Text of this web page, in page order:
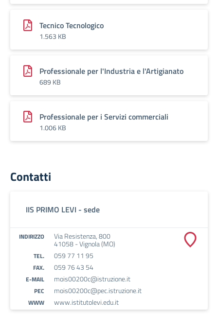
Tecnico Tecnologico
1.563 KB
Professionale per l'Industria e l'Artigianato
689 KB
Professionale per i Servizi commerciali
1.006 KB
Contatti
IIS PRIMO LEVI - sede
INDIRIZZO Via Resistenza, 800
41058 - Vignola (MO)
TEL. 059 77 11 95
FAX. 059 76 43 54
E-MAIL mois00200c@istruzione.it
PEC mois00200c@pec.istruzione.it
WWW www.istitutolevi.edu.it